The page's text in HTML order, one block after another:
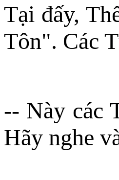
Tại đấy,
Tôn". Các
-- Này các
Hãy nghe